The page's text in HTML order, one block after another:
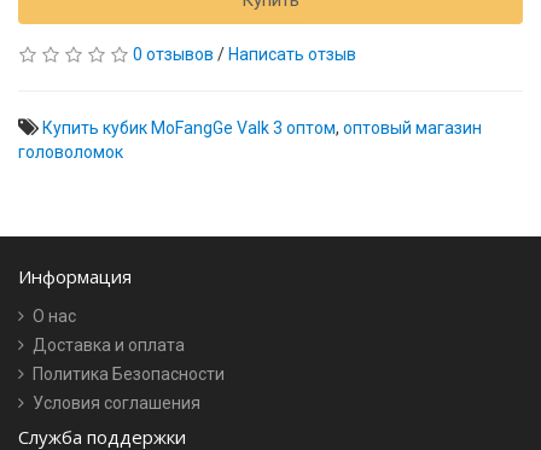
0 отзывов / Написать отзыв
Купить кубик MoFangGe Valk 3 оптом, оптовый магазин
головоломок
Информация
О нас
Доставка и оплата
Политика Безопасности
Условия соглашения
Служба поддержки